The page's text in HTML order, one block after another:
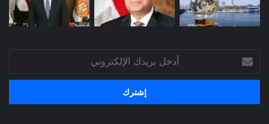
بريدك
الإلكتروني